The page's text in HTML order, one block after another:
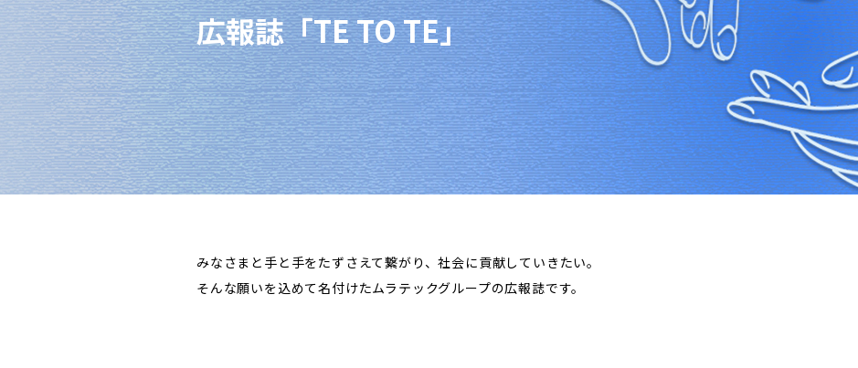
広報誌「TE TO TE」
みなさまと手と手をたずさえて繋がり、社会に貢献していきたい。
そんな願いを込めて名付けたムラテックグループの広報誌です。